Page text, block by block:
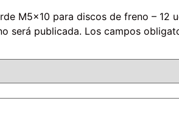
M5x10 para discos de freno – 12
será publicada. Los campos